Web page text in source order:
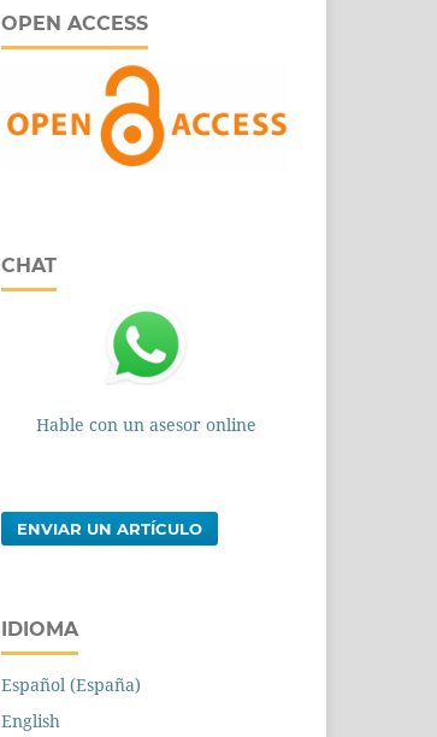
OPEN ACCESS
CHAT
Hable con un asesor online
ENVIAR UN ARTÍCULO
IDIOMA
Español (España)
English